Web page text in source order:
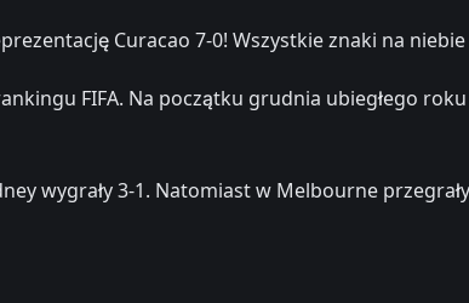
Curacao 7-0! Wszystkie znaki na
FIFA. Na początku grudnia ubiegłego
wygrały 3-1. Natomiast w Melbourne